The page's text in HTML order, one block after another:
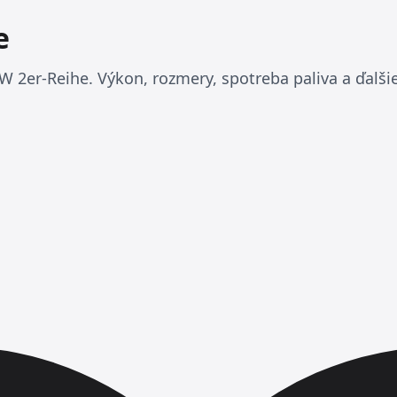
2er-Reihe. Výkon, rozmery, spotreba paliva a